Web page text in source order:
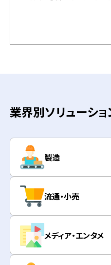
業界別ソリューショ
製造
流通・小売
メディア・エンタメ